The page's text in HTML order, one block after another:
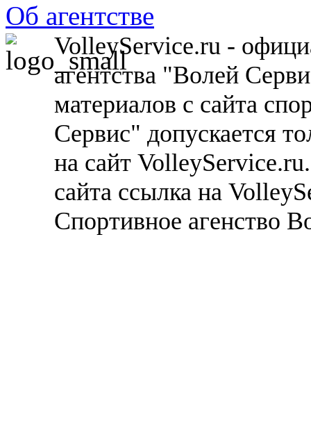
Об агентстве
VolleyService.ru -
агентства "Волей
материалов с сайта
Сервис" допускается
на сайт
сайта ссылка на
Спортивное агенство